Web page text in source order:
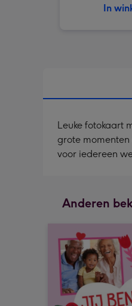
In
Leuke fotokaart
grote
voor iedereen
Anderen